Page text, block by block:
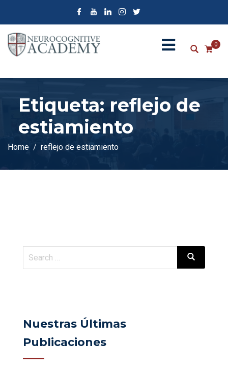
0
Etiqueta: reflejo de
estiamiento
Home reflejo de estiamiento
Nuestras Últimas
Publicaciones